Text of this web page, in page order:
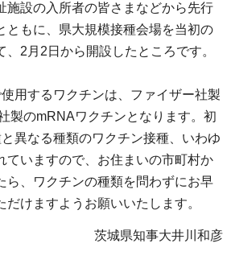
施設の入所者の皆さまなどから先行
ともに、県大規模接種会場を当初の
2月2日から開設したところです。
用するワクチンは、ファイザー社製
製のmRNAワクチンとなります。初
異なる種類のワクチン接種、いわゆ
ていますので、お住まいの市町村か
ら、ワクチンの種類を問わずにお早
けますようお願いいたします。
茨城県知事大井川和彦